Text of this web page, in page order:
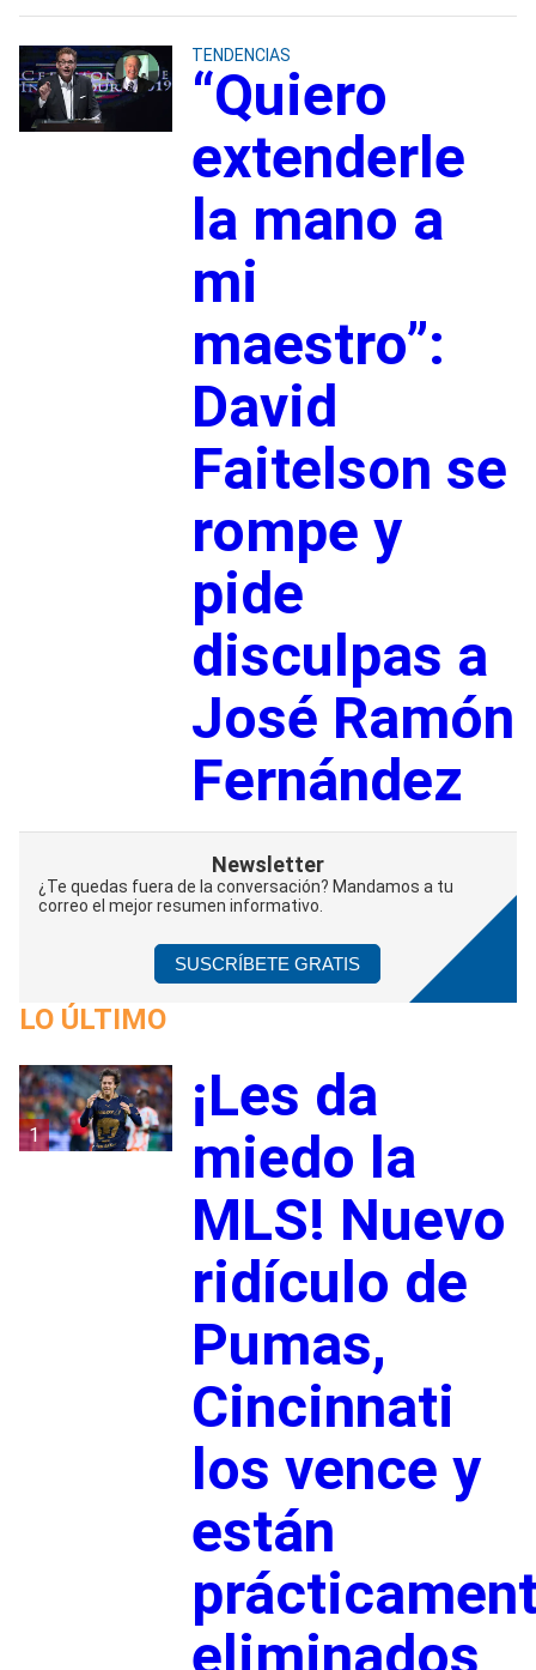
TENDENCIAS
“Quiero
extenderle
la mano a
mi
maestro”:
David
Faitelson se
rompe y
pide
disculpas a
José Ramón
Fernández
Newsletter
¿Te quedas fuera de la conversación? Mandamos a tu
correo el mejor resumen informativo.
SUSCRÍBETE GRATIS
LO ÚLTIMO
1
¡Les da
miedo la
MLS! Nuevo
ridículo de
Pumas,
Cincinnati
los vence y
están
eliminados